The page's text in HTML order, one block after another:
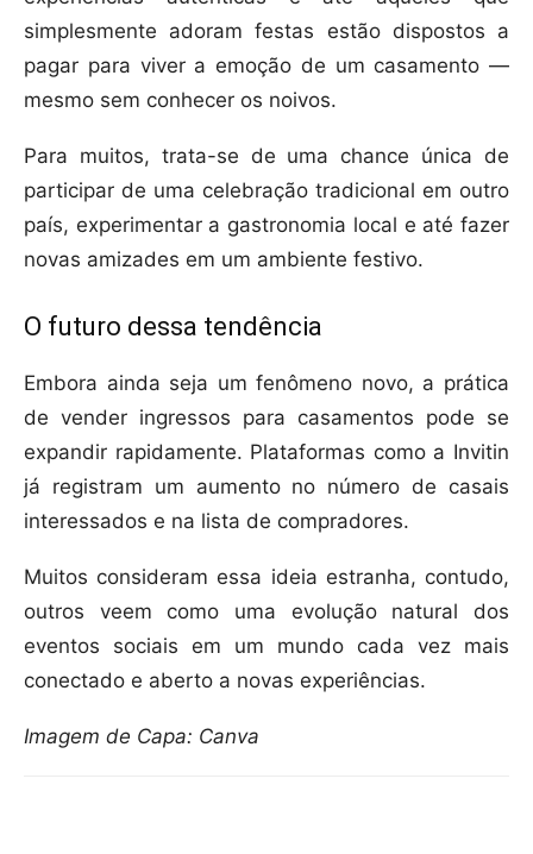
simplesmente adoram festas estão dispostos a
pagar para viver a emoção de um casamento —
mesmo sem conhecer os noivos.
Para muitos, trata-se de uma chance única de
participar de uma celebração tradicional em outro
país, experimentar a gastronomia local e até fazer
novas amizades em um ambiente festivo.
O futuro dessa tendência
Embora ainda seja um fenômeno novo, a prática
de vender ingressos para casamentos pode se
expandir rapidamente. Plataformas como a Invitin
já registram um aumento no número de casais
interessados e na lista de compradores.
Muitos consideram essa ideia estranha, contudo,
outros veem como uma evolução natural dos
eventos sociais em um mundo cada vez mais
conectado e aberto a novas experiências.
Imagem de Capa: Canva